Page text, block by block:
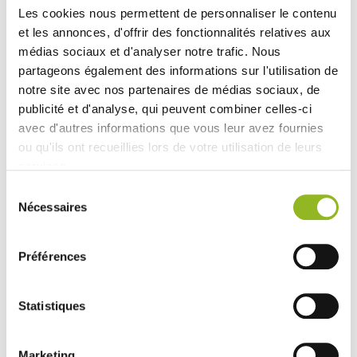
Les cookies nous permettent de personnaliser le contenu
et les annonces, d'offrir des fonctionnalités relatives aux
médias sociaux et d'analyser notre trafic. Nous
partageons également des informations sur l'utilisation de
notre site avec nos partenaires de médias sociaux, de
publicité et d'analyse, qui peuvent combiner celles-ci
avec d'autres informations que vous leur avez fournies
ou qu'ils ont recueillies lors de votre utilisation de leurs
Nécessaires
Préférences
Statistiques
vos plats.
Produits associés
94x94 mm
pièces / carton